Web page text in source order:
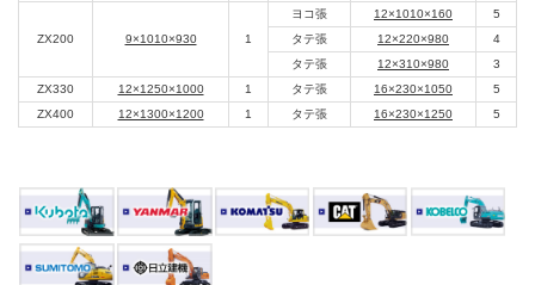
ZX200 9×1010×930 1
ヨコ張 12×1010×160
5
タテ張
12×220×980
4
タテ張
12×310×980
3
ZX330
12×1250×1000 1 タテ張 16×230×1050
5
ZX400
12×1300×1200 1 タテ張 16×230×1250 5